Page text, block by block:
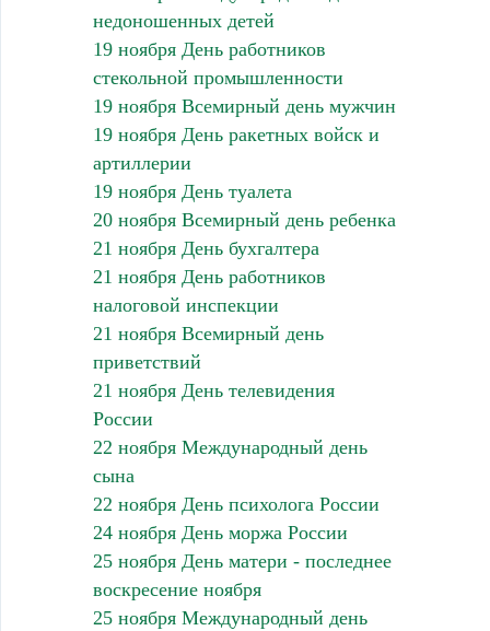
недоношенных детей
19 ноября День работников
стекольной промышленности
19 ноября Всемирный день мужчин
19 ноября День ракетных войск и
артиллерии
19 ноября День туалета
20 ноября Всемирный день ребенка
21 ноября День бухгалтера
21 ноября День работников
налоговой инспекции
21 ноября Всемирный день
приветствий
21 ноября День телевидения
России
22 ноября Международный день
сына
22 ноября День психолога России
24 ноября День моржа России
25 ноября День матери - последнее
воскресение ноября
25 ноября Международный день